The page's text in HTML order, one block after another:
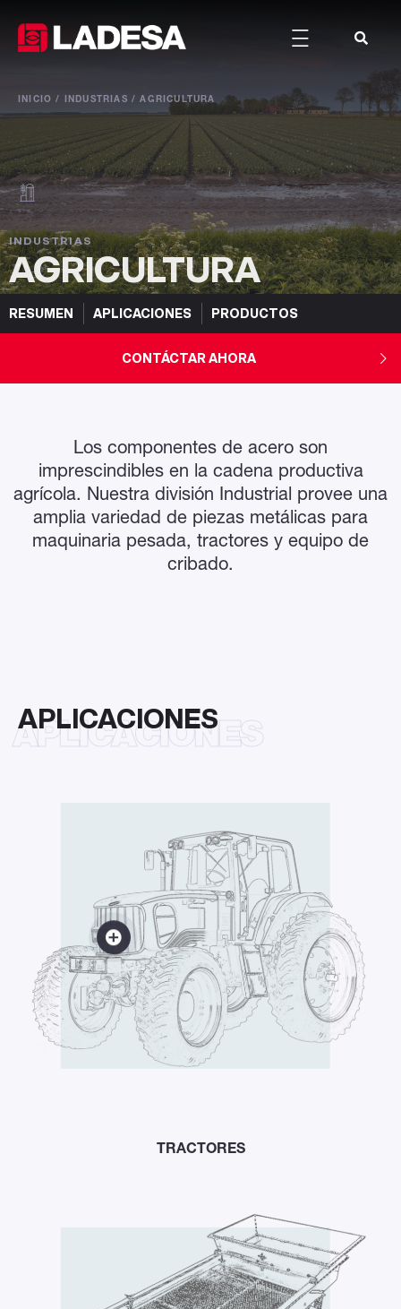
INICIO / INDUSTRIAS / AGRICULTURA
INDUSTRIAS
AGRICULTURA
RESUMEN APLICACIONES PRODUCTOS
CONTÁCTAR AHORA
Los componentes de acero son
imprescindibles en la cadena productiva
agrícola. Nuestra división Industrial provee una
amplia variedad de piezas metálicas para
maquinaria pesada, tractores y equipo de
cribado.
APLICACIONES
APLICACIONES
TRACTORES